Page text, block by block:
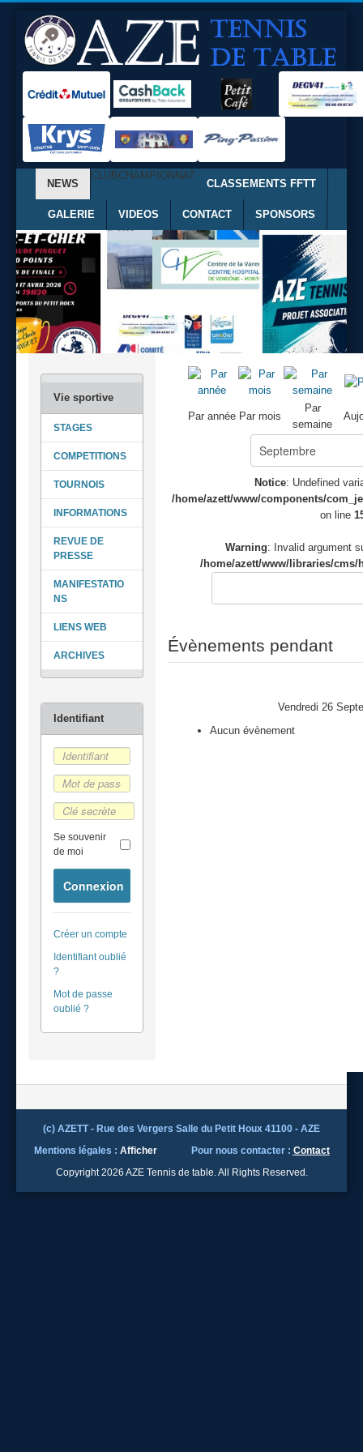
NEWS
CLUBCHAMPIONNAT
CLASSEMENTS FFTT
GALERIE VIDEOS CONTACT SPONSORS
Se souvenir
de moi
Connexion
Créer un compte
Identifiant oublié
?
Mot de passe
oublié ?
STAGES
COMPETITIONS
TOURNOIS
INFORMATIONS
REVUE DE
PRESSE
MANIFESTATIO
NS
LIENS WEB
ARCHIVES
Par année Par mois
Par
semaine
Notice: Undefined
/home/azett/www/components/
on line
Warning: Invalid argument
/home/azett/www/libraries/cms/
Évènements pendant
Vendredi 26
Aucun évènement
(c) AZETT - Rue des Vergers Salle du Petit Houx 41100 - AZE
Mentions légales : Afficher Pour nous contacter : Contact
Copyright 2026 AZE Tennis de table. All Rights Reserved.